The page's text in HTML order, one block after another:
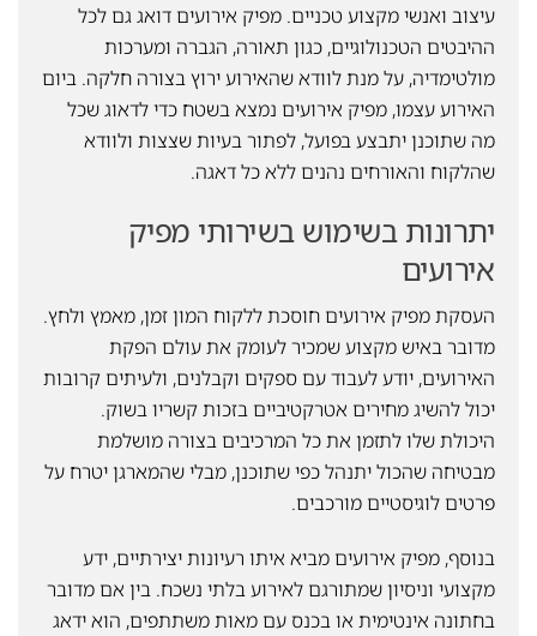
עיצוב ואנשי מקצוע טכניים. מפיק אירועים דואג גם לכל
ההיבטים הטכנולוגיים, כגון תאורה, הגברה ומערכות
מולטימדיה, על מנת לוודא שהאירוע ירוץ בצורה חלקה. ביום
האירוע עצמו, מפיק אירועים נמצא בשטח כדי לדאוג שכל
מה שתוכנן יתבצע בפועל, לפתור בעיות שצצות ולוודא
שהלקוח והאורחים נהנים ללא כל דאגה.
יתרונות בשימוש בשירותי מפיק
אירועים
העסקת מפיק אירועים חוסכת ללקוח המון זמן, מאמץ ולחץ.
מדובר באיש מקצוע שמכיר לעומק את עולם הפקת
האירועים, יודע לעבוד עם ספקים וקבלנים, ולעיתים קרובות
יכול להשיג מחירים אטרקטיביים בזכות קשריו בשוק.
היכולת שלו לתזמן את כל המרכיבים בצורה מושלמת
מבטיחה שהכול יתנהל כפי שתוכנן, מבלי שהמארגן יטרח על
פרטים לוגיסטיים מורכבים.
בנוסף, מפיק אירועים מביא איתו רעיונות יצירתיים, ידע
מקצועי וניסיון שמתורגם לאירוע בלתי נשכח. בין אם מדובר
בחתונה אינטימית או בכנס עם מאות משתתפים, הוא ידאג